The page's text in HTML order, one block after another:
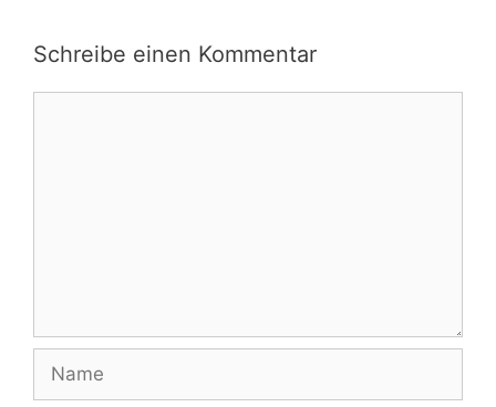
Schreibe einen Kommentar